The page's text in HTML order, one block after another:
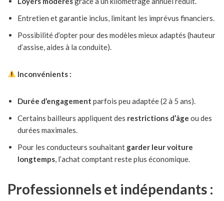
Entretien et garantie inclus, limitant les imprévus financiers.
Possibilité d’opter pour des modèles mieux adaptés (hauteur
d’assise, aides à la conduite).
Inconvénients :
Durée d’engagement parfois peu adaptée (2 à 5 ans).
Certains bailleurs appliquent des restrictions d’âge ou des
durées maximales.
Pour les conducteurs souhaitant garder leur voiture
longtemps, l’achat comptant reste plus économique.
Professionnels et indépendants :